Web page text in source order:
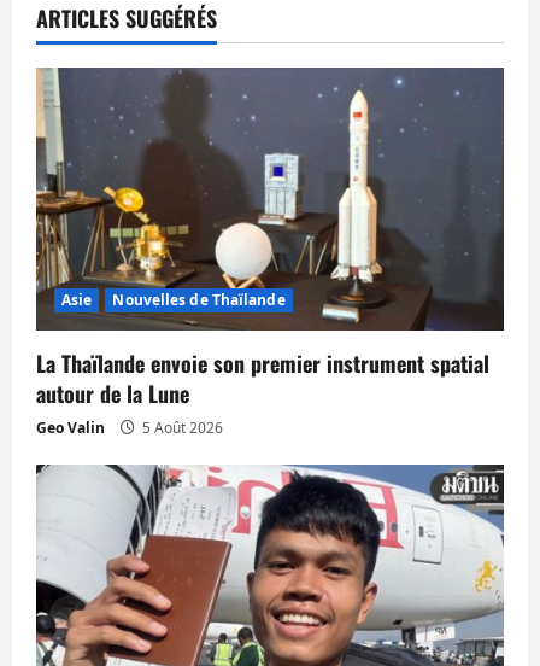
t
i
o
n
d
’
a
r
t
i
c
l
e
ARTICLES SUGGÉRÉS
Asie Nouvelles de Thaïlande
La Thaïlande envoie son premier instrument spatial
autour de la Lune
Geo Valin 5 Août 2026